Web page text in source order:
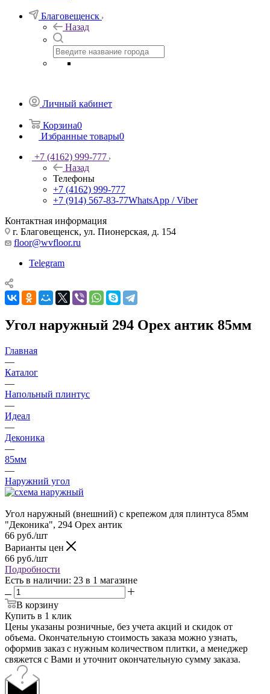
Благовещенск
Назад
Личный кабинет
Корзина0
Избранные товары0
+7 (4162) 999-777
Назад
Телефоны
+7 (4162) 999-777
+7 (914) 567-83-77WhatsApp / Viber
Контактная информация
г. Благовещенск, ул. Пионерская, д. 154
floor@wvfloor.ru
Telegram
Угол наружный 294 Орех антик 85мм
Главная
—
Каталог
—
Напольный плинтус
—
Идеал
—
Деконика
—
85мм
—
Наружний угол
Угол наружный (внешний) с крепежом для плинтуса 85мм
"Деконика", 294 Орех антик
66 руб./шт
Варианты цен
66 руб./шт
Подробности
Есть в наличии: 23 в 1 магазине
В корзину
Купить в 1 клик
Цены указаны розничные, без учета акций и скидок от
объема. Окончательную стоимость заказа можно узнать,
оформив заказ с нужным количеством плитки, а менеджер
свяжется с Вами и уточнит окончательную сумму заказа.